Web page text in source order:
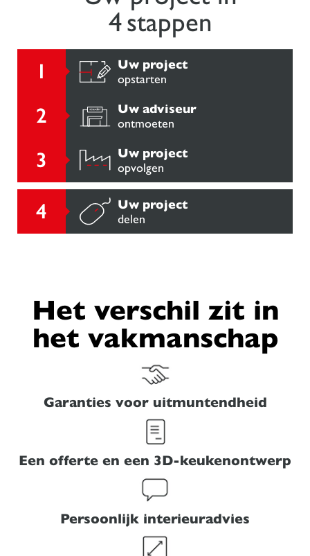
4 stappen
Uw project
opstarten
Uw adviseur
ontmoeten
Uw project
opvolgen
Uw project
delen
Het verschil zit in
het vakmanschap
Garanties voor uitmuntendheid
Een offerte en een 3D-keukenontwerp
Persoonlijk interieuradvies